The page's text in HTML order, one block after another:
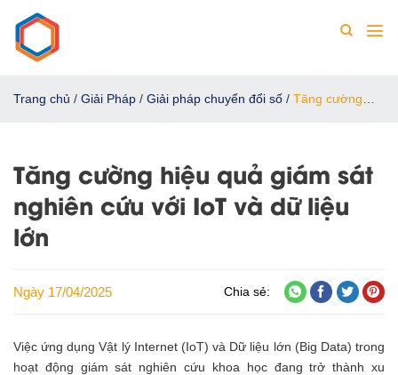
đến
nội
Trang chủ / Giải Pháp / Giải pháp chuyển đổi số / Tăng cường
Tăng cường hiệu quả giám sát
nghiên cứu với IoT và dữ liệu
lớn
Ngày 17/04/2025 Chia sẻ:
Việc ứng dụng Vật lý Internet (IoT) và Dữ liệu lớn (Big Data) trong
hoạt động giám sát nghiên cứu khoa học đang trở thành xu